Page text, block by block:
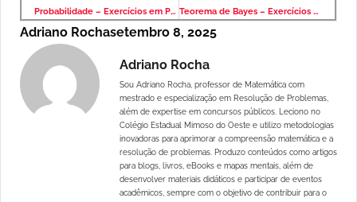
Probabilidade – Exercícios em PDF com Exemplos Resolvidos Teorema de Bayes – Exercícios em PDF com Exemplos Resolvidos
Adriano Rochasetembro 8, 2025
Adriano Rocha
Sou Adriano Rocha, professor de Matemática com
mestrado e especialização em Resolução de Problemas,
além de expertise em concursos públicos. Leciono no
Colégio Estadual Mimoso do Oeste e utilizo metodologias
inovadoras para aprimorar a compreensão matemática e a
resolução de problemas. Produzo conteúdos como artigos
para blogs, livros, eBooks e mapas mentais, além de
desenvolver materiais didáticos e participar de eventos
acadêmicos, sempre com o objetivo de contribuir para o